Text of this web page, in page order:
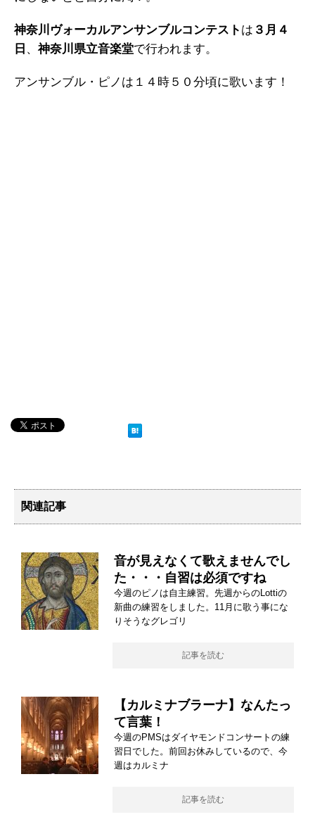
神奈川ヴォーカルアンサンブルコンテスト は ３月４
日 、神奈川県立音楽堂で行われます。
アンサンブル・ピノは１４時５０分頃に歌います！
関連記事
音が見えなくて歌えませんでし
た・・・自習は必須ですね
今週のピノは自主練習。先週からのLottiの
新曲の練習をしました。11月に歌う事にな
りそうなグレゴリ
記事を読む
【カルミナブラーナ】なんたっ
て言葉！
今週のPMSはダイヤモンドコンサートの練
習日でした。前回お休みしているので、今
週はカルミナ
記事を読む